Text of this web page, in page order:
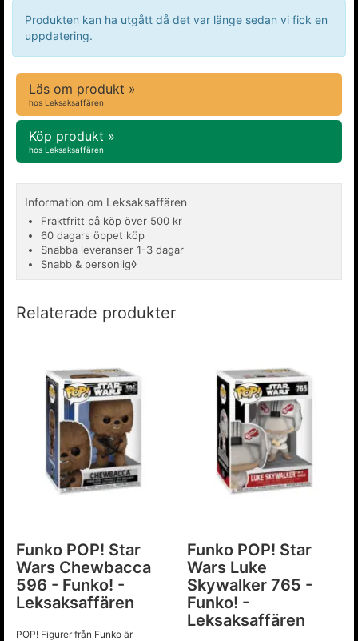
Produkten kan ha utgått då det var länge sedan vi fick en
uppdatering.
Läs om produkt »
hos Leksaksaffären
Köp produkt »
hos Leksaksaffären
Information om Leksaksaffären
Fraktfritt på köp över 500 kr
60 dagars öppet köp
Snabba leveranser 1-3 dagar
Snabb & personlig◊
Relaterade produkter
Funko POP! Star
Wars Chewbacca
596 - Funko! -
Leksaksaffären
POP! Figurer från Funko är
Funko POP! Star
Wars Luke
Skywalker 765 -
Funko! -
Leksaksaffären